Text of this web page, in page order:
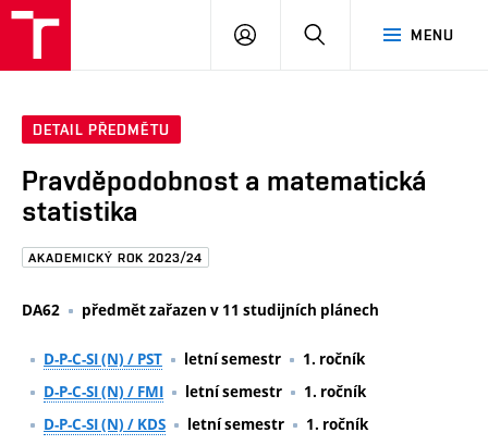
Brno
MENU
PŘIHLÁSIT
DETAIL PŘEDMĚTU
Pravděpodobnost a matematická
statistika
AKADEMICKÝ ROK 2023/24
DA62 předmět zařazen v 11 studijních plánech
D-P-C-SI (N) / PST letní semestr
1. ročník
D-P-C-SI (N) / FMI
letní semestr
1. ročník
D-P-C-SI (N) / KDS
letní semestr
1. ročník